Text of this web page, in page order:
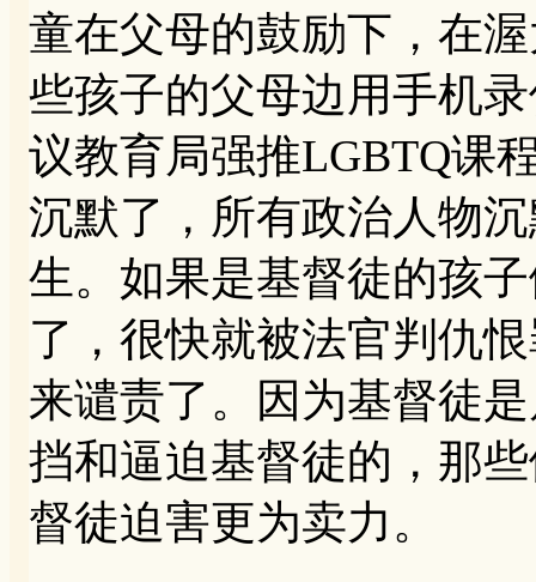
童在父母的鼓励下，在
些孩子的父母边用手机
议教育局强推LGBTQ课
沉默了，所有政治人物
生。如果是基督徒的孩
了，很快就被法官判仇
来谴责了。因为基督徒
挡和逼迫基督徒的，那
督徒迫害更为卖力。